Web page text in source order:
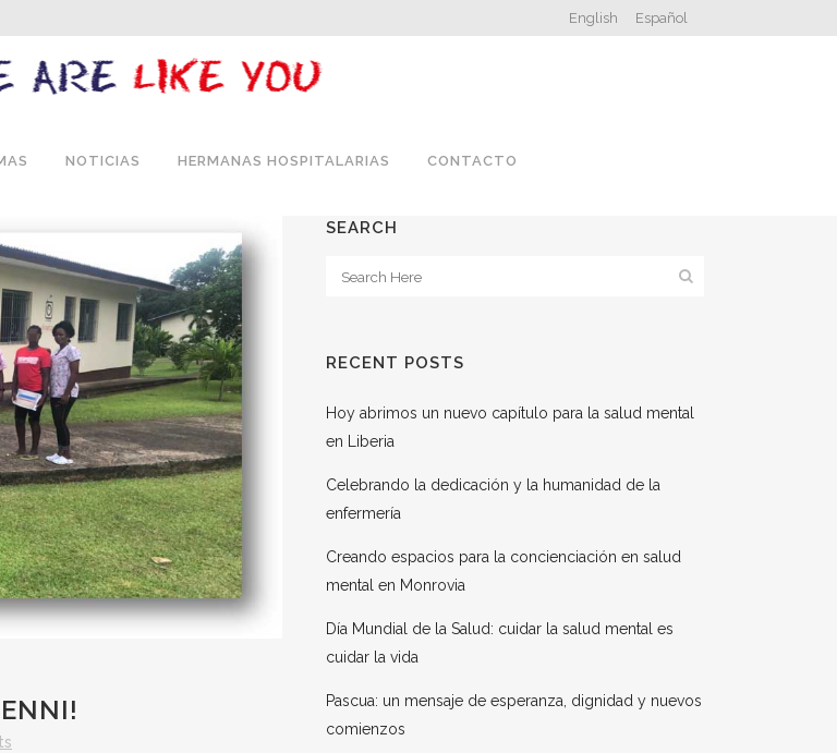
English Español
NOTICIAS HERMANAS HOSPITALARIAS CONTACTO
SEARCH
RECENT POSTS
Hoy abrimos un nuevo capítulo para la salud mental
en Liberia
Celebrando la dedicación y la humanidad de la
enfermería
Creando espacios para la concienciación en salud
mental en Monrovia
Día Mundial de la Salud: cuidar la salud mental es
cuidar la vida
Pascua: un mensaje de esperanza, dignidad y nuevos
comienzos